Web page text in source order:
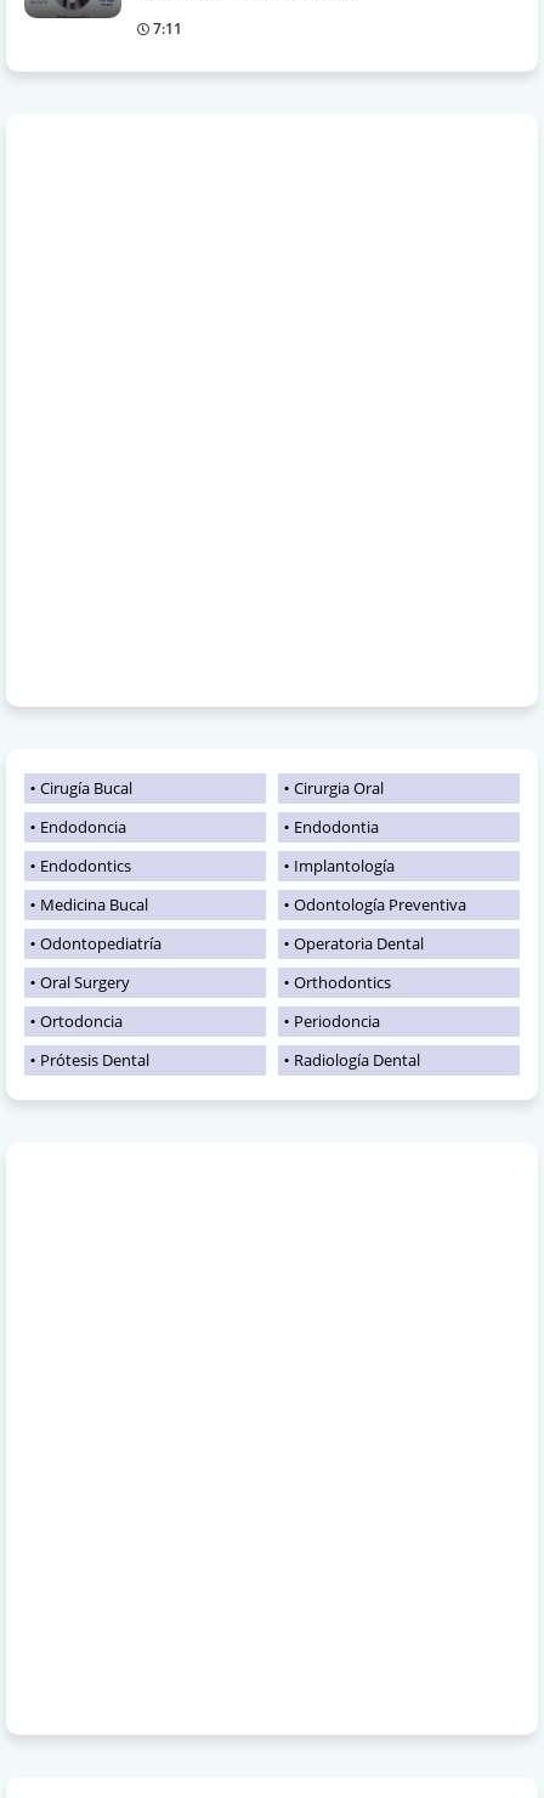
7:11
Cirugía Bucal
Cirurgia Oral
Endodoncia
Endodontia
Endodontics
Implantología
Medicina Bucal
Odontología Preventiva
Odontopediatría
Operatoria Dental
Oral Surgery
Orthodontics
Ortodoncia
Periodoncia
Prótesis Dental
Radiología Dental